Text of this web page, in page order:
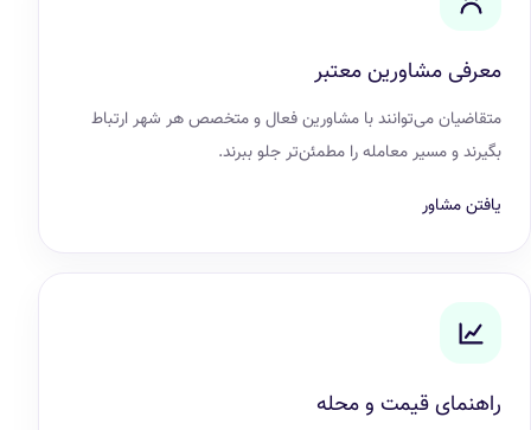
معرفی مشاورین معتبر
متقاضیان می‌توانند با مشاورین فعال و متخصص هر شهر ارتباط
بگیرند و مسیر معامله را مطمئن‌تر جلو ببرند.
یافتن مشاور
راهنمای قیمت و محله